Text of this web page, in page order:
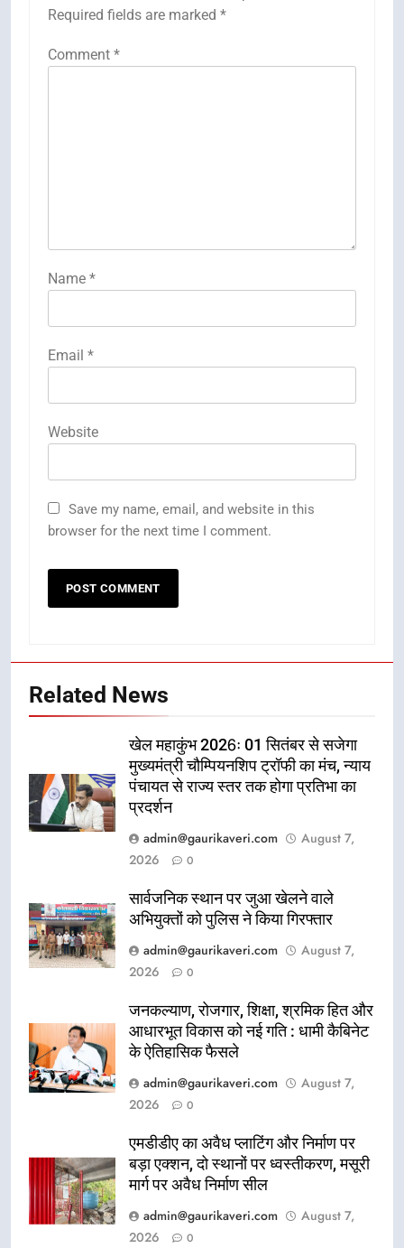
Required fields are marked *
Comment *
Name *
Email *
Website
Save my name, email, and website in this
browser for the next time I comment.
Related News
खेल महाकुंभ 2026ः 01 सितंबर से सजेगा
मुख्यमंत्री चौम्पियनशिप ट्रॉफी का मंच, न्याय
पंचायत से राज्य स्तर तक होगा प्रतिभा का
प्रदर्शन
admin@gaurikaveri.com
August 7,
2026
0
सार्वजनिक स्थान पर जुआ खेलने वाले
अभियुक्तों को पुलिस ने किया गिरफ्तार
admin@gaurikaveri.com
August 7,
2026
0
जनकल्याण, रोजगार, शिक्षा, श्रमिक हित और
आधारभूत विकास को नई गति : धामी कैबिनेट
के ऐतिहासिक फैसले
admin@gaurikaveri.com
August 7,
2026
0
एमडीडीए का अवैध प्लाटिंग और निर्माण पर
बड़ा एक्शन, दो स्थानों पर ध्वस्तीकरण, मसूरी
मार्ग पर अवैध निर्माण सील
admin@gaurikaveri.com
August 7,
2026
0